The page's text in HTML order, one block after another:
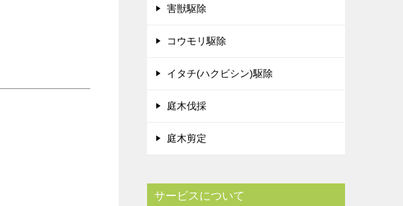
害獣駆除
コウモリ駆除
イタチ(ハクビシン)駆除
庭木伐採
庭木剪定
サービスについて